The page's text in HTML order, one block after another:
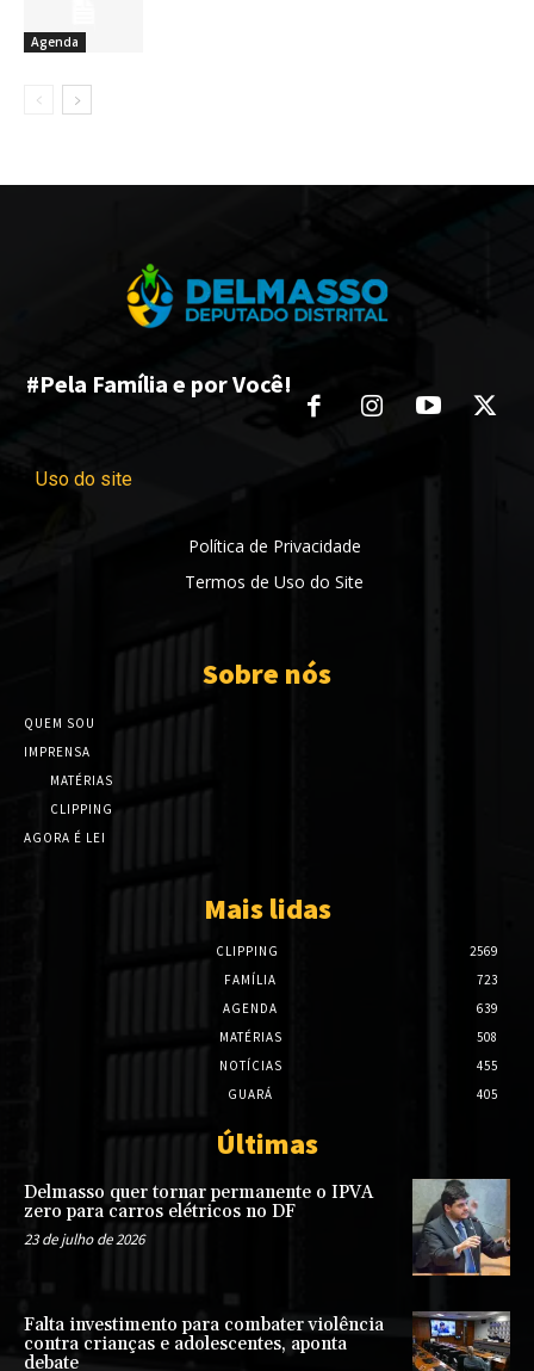
Agenda
#Pela Família e por Você!
Uso do site
Política de Privacidade
Termos de Uso do Site
Sobre nós
QUEM SOU
IMPRENSA
MATÉRIAS
CLIPPING
AGORA É LEI
Mais lidas
CLIPPING
2569
FAMÍLIA
723
AGENDA
639
MATÉRIAS
508
NOTÍCIAS
455
GUARÁ
405
Últimas
Delmasso quer tornar permanente o IPVA
zero para carros elétricos no DF
23 de julho de 2026
Falta investimento para combater violência
contra crianças e adolescentes, aponta
debate